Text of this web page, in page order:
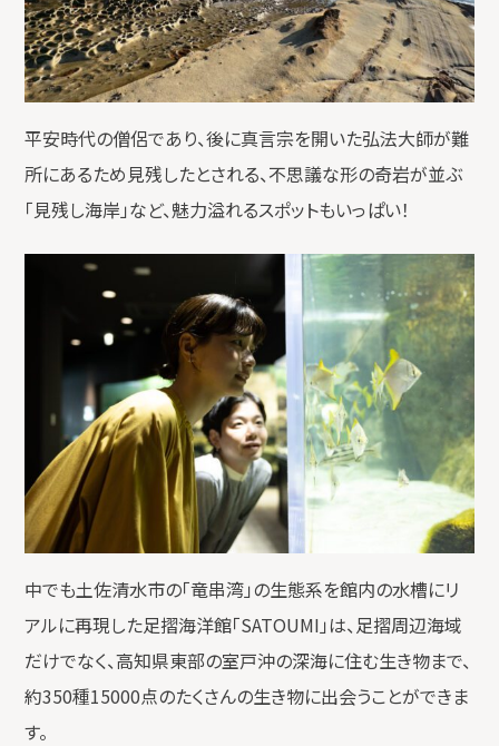
平安時代の僧侶であり、後に真言宗を開いた弘法大師が難
所にあるため見残したとされる、不思議な形の奇岩が並ぶ
「見残し海岸」など、魅力溢れるスポットもいっぱい！
中でも土佐清水市の「竜串湾」の生態系を館内の水槽にリ
アルに再現した足摺海洋館「SATOUMI」は、足摺周辺海域
だけでなく、高知県東部の室戸沖の深海に住む生き物まで、
約350種15000点のたくさんの生き物に出会うことができま
す。